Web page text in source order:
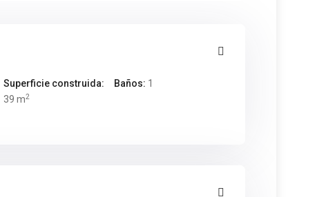
Superficie construida:
39 m2
Baños: 1